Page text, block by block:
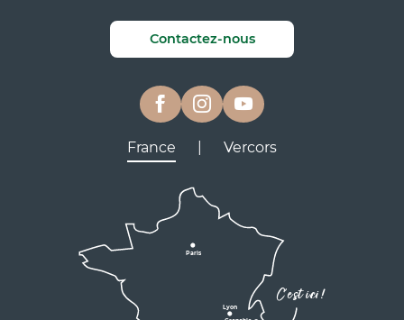
Contactez-nous
France Vercors
C'est ici !
Paris
Lyon
D531
Valence
Lyon